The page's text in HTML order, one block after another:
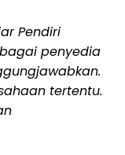
Pendiri
penyedia
tertentu.